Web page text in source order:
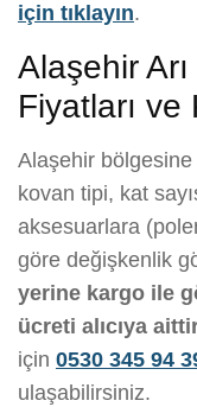
için tıklayın.
Alaşehir
Fiyatları ve
Alaşehir bölgesine
kovan tipi, kat
aksesuarlara
göre değişkenlik
yerine kargo ile
ücreti alıcıya
için 0530 345 94
ulaşabilirsiniz.